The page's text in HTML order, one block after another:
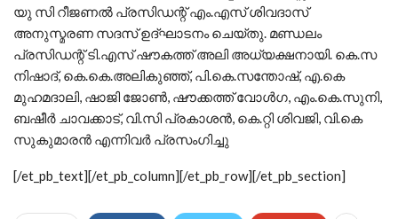
യു സി റീജണൽ പ്രസിഡന്റ് എം.എസ് ശിവദാസ്
അനുസ്മരണ സദസ് ഉദ്ഘാടനം ചെയ്തു. മണ്ഡലം
പ്രസിഡന്റ് ടി.എസ് ഷൗകത്ത് അലി അധ്യക്ഷനായി. കെ.സ
നിഷാദ്, കെ.കെ.അലികുഞ്ഞ്, പി.കെ.സന്തോഷ്, എ.കെ
മുഹമദാലി, ഷാജി ജോൺ, ഷൗക്കത്ത് വോൾഗ, എം.കെ.സുനി,
ബഷീർ ചാവക്കാട്, വി.സി പ്രകാശൻ, കെ.റ്റി ശിവജി, വി.കെ
സുകുമാരൻ എന്നിവർ പ്രസംഗിച്ചു
[/et_pb_text][/et_pb_column][/et_pb_row][/et_pb_section]